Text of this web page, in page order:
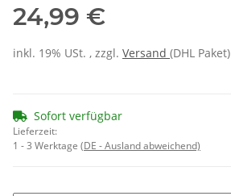
24,99 €
inkl. 19% USt. , zzgl. Versand (DHL Paket)
Sofort verfügbar
Lieferzeit:
1 - 3 Werktage (DE - Ausland abweichend)